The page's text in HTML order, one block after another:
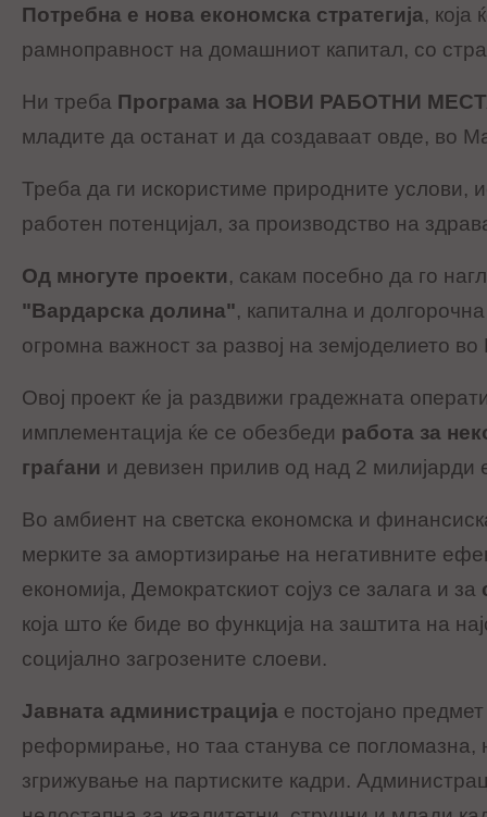
Потребна е нова економска стратегија, која
рамноправност на домашниот капитал, со
Ни треба Програма за НОВИ РАБОТНИ
младите да останат и да создаваат овде, во
Треба да ги искористиме природните услови,
работен потенцијал, за производство на
Од многуте проекти, сакам посебно да го
"Вардарска долина", капитална и
огромна важност за развој на земјоделието
Овој проект ќе ја раздвижи градежната
имплементација ќе се обезбеди работа за
граѓани и девизен прилив од над 2 милијарди
Во амбиент на светска економска и
мерките за амортизирање на негативните
економија, Демократскиот сојуз се залага и за
која што ќе биде во функција на заштита на
социјално загрозените слоеви.
Јавната администрација е постојано
реформирање, но таа станува се погломазна,
згрижување на партиските кадри.